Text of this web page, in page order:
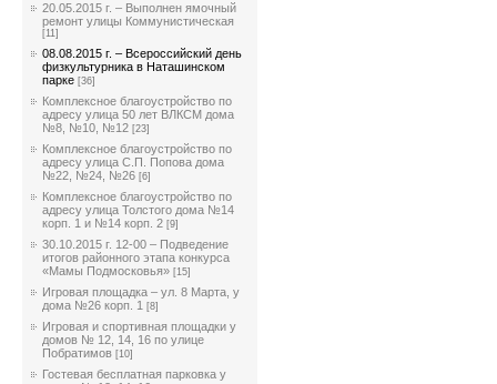
20.05.2015 г. – Выполнен ямочный
ремонт улицы Коммунистическая
[11]
08.08.2015 г. – Всероссийский день
физкультурника в Наташинском
парке [36]
Комплексное благоустройство по
адресу улица 50 лет ВЛКСМ дома
№8, №10, №12 [23]
Комплексное благоустройство по
адресу улица С.П. Попова дома
№22, №24, №26 [6]
Комплексное благоустройство по
адресу улица Толстого дома №14
корп. 1 и №14 корп. 2 [9]
30.10.2015 г. 12-00 – Подведение
итогов районного этапа конкурса
«Мамы Подмосковья» [15]
Игровая площадка – ул. 8 Марта, у
дома №26 корп. 1 [8]
Игровая и спортивная площадки у
домов № 12, 14, 16 по улице
Побратимов [10]
Гостевая бесплатная парковка у